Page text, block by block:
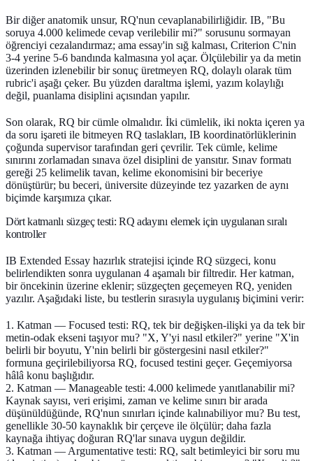
Bir diğer anatomik unsur, RQ'nun cevaplanabilirliğidir. IB, "Bu
soruya 4.000 kelimede cevap verilebilir mi?" sorusunu sormayan
öğrenciyi cezalandırmaz; ama essay'in sığ kalması, Criterion C'nin
3-4 yerine 5-6 bandında kalmasına yol açar. Ölçülebilir ya da metin
üzerinden izlenebilir bir sonuç üretmeyen RQ, dolaylı olarak tüm
rubric'i aşağı çeker. Bu yüzden daraltma işlemi, yazım kolaylığı
değil, puanlama disiplini açısından yapılır.
Son olarak, RQ bir cümle olmalıdır. İki cümlelik, iki nokta içeren ya
da soru işareti ile bitmeyen RQ taslakları, IB koordinatörlüklerinin
çoğunda supervisor tarafından geri çevrilir. Tek cümle, kelime
sınırını zorlamadan sınava özel disiplini de yansıtır. Sınav formatı
gereği 25 kelimelik tavan, kelime ekonomisini bir beceriye
dönüştürür; bu beceri, üniversite düzeyinde tez yazarken de aynı
biçimde karşımıza çıkar.
Dört katmanlı süzgeç testi: RQ adayını elemek için uygulanan sıralı
kontroller
IB Extended Essay hazırlık stratejisi içinde RQ süzgeci, konu
belirlendikten sonra uygulanan 4 aşamalı bir filtredir. Her katman,
bir öncekinin üzerine eklenir; süzgeçten geçemeyen RQ, yeniden
yazılır. Aşağıdaki liste, bu testlerin sırasıyla uygulanış biçimini verir:
1. Katman — Focused testi: RQ, tek bir değişken-ilişki ya da tek bir
metin-odak ekseni taşıyor mu? "X, Y'yi nasıl etkiler?" yerine "X'in
belirli bir boyutu, Y'nin belirli bir göstergesini nasıl etkiler?"
formuna geçirilebiliyorsa RQ, focused testini geçer. Geçemiyorsa
hâlâ konu başlığıdır.
2. Katman — Manageable testi: 4.000 kelimede yanıtlanabilir mi?
Kaynak sayısı, veri erişimi, zaman ve kelime sınırı bir arada
düşünüldüğünde, RQ'nun sınırları içinde kalınabiliyor mu? Bu test,
genellikle 30-50 kaynaklık bir çerçeve ile ölçülür; daha fazla
kaynağa ihtiyaç doğuran RQ'lar sınava uygun değildir.
3. Katman — Argumentative testi: RQ, salt betimleyici bir soru mu